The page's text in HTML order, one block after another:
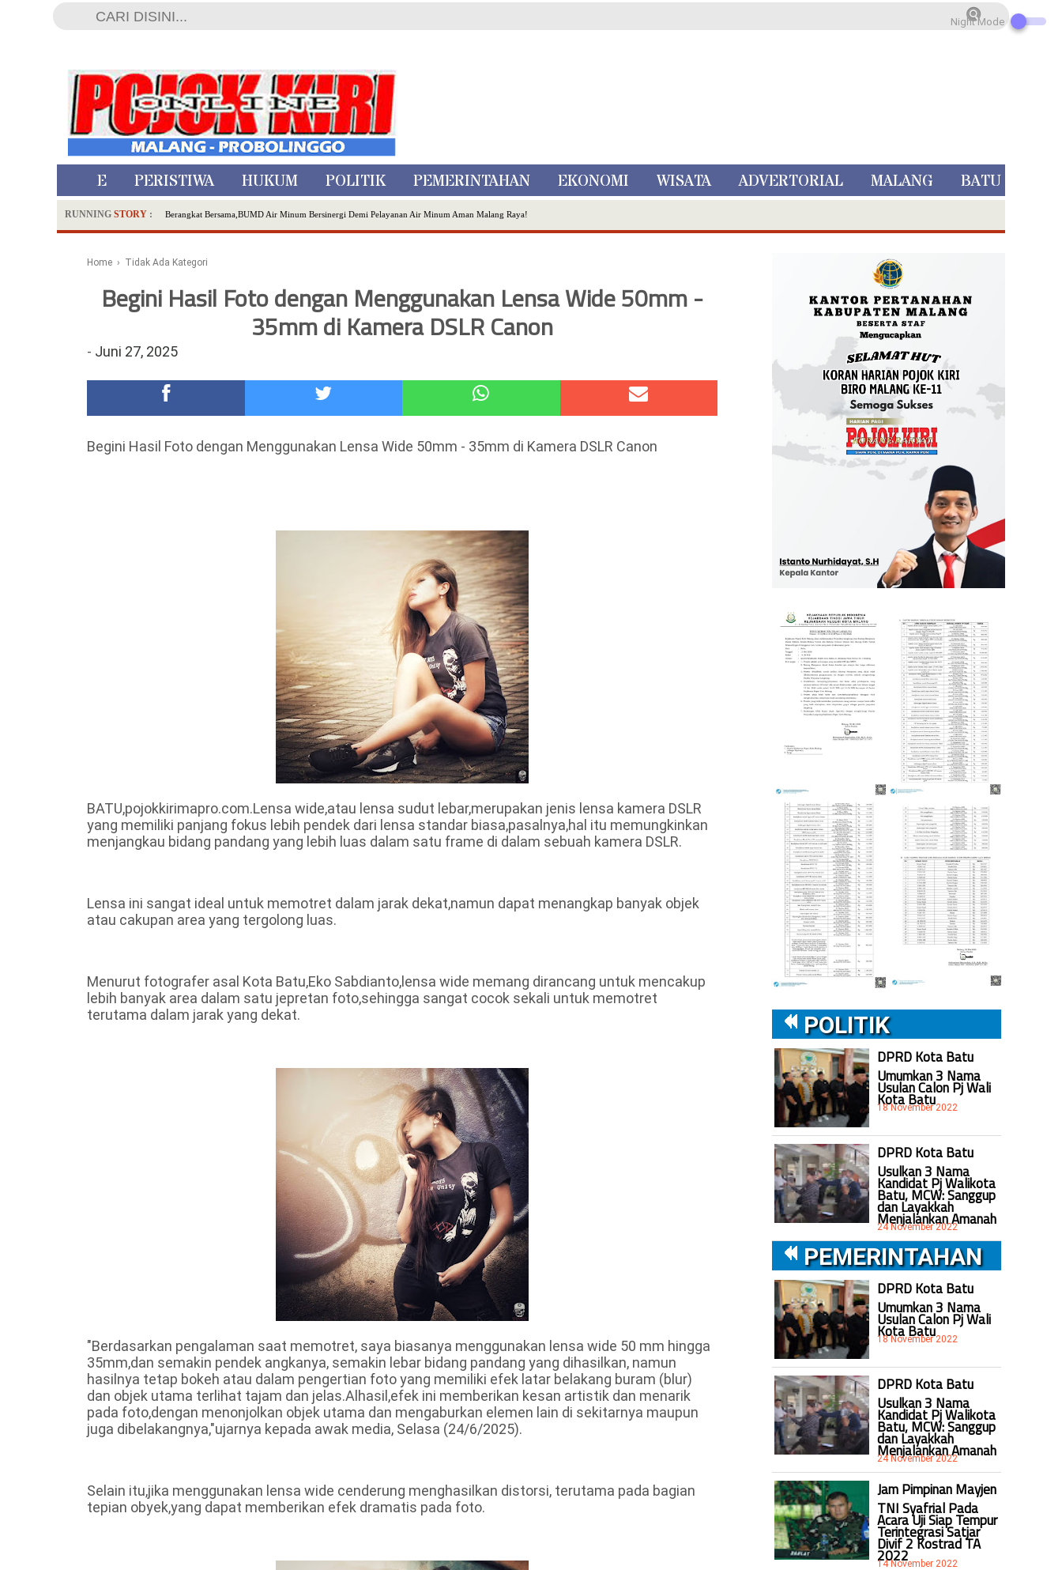
HOME PERISTIWA HUKUM POLITIK PEMERINTAHAN EKONOMI WISATA ADVERTORIAL MALANG BATU
RUNNING STORY : Berangkat Bersama,BUMD Air Minum Bersinergi Demi Pelayanan Air Minum Aman Malang Raya!
Dua Pelaku Pembunuhan Manusia Silver di Probolinggo Ditangkap di Kediri,Satu Buron
Hadirkan Tujuh Sapta Pesona Wisata di Amfiteater, Mikutopia Buka Rekrutmen Karyawan,Berikut Kualifikasinya
Polsek Wonoasih Perkuat Ketahanan Pangan Lewat Dialog Bersama Petani
RILIS RAPAT PLENO TERBUKA PEMUTAKHIRAN DATA PEMILIH BERKELANJUTAN (PDPB) TRIWULAN II
Tugu Tirta Usung 'Smart Water City' di Indonesia City Expo APEKSI XVIII Medan
DKD PERADI Malang Jatuhkan Putusan Pelanggaran Kode Etik Advokat, Abd. Aziz Divonis Bersalah
Home › Tidak Ada Kategori
Begini Hasil Foto dengan Menggunakan Lensa Wide 50mm -
35mm di Kamera DSLR Canon
- Juni 27, 2025
Begini Hasil Foto dengan Menggunakan Lensa Wide 50mm - 35mm di Kamera DSLR Canon
BATU,pojokkirimapro.com.Lensa wide,atau lensa sudut lebar,merupakan jenis lensa kamera DSLR
yang memiliki panjang fokus lebih pendek dari lensa standar biasa,pasalnya,hal itu memungkinkan
menjangkau bidang pandang yang lebih luas dalam satu frame di dalam sebuah kamera DSLR.
Lensa ini sangat ideal untuk memotret dalam jarak dekat,namun dapat menangkap banyak objek
atau cakupan area yang tergolong luas.
Menurut fotografer asal Kota Batu,Eko Sabdianto,lensa wide memang dirancang untuk mencakup
lebih banyak area dalam satu jepretan foto,sehingga sangat cocok sekali untuk memotret
terutama dalam jarak yang dekat.
"Berdasarkan pengalaman saat memotret, saya biasanya menggunakan lensa wide 50 mm hingga
35mm,dan semakin pendek angkanya, semakin lebar bidang pandang yang dihasilkan, namun
hasilnya tetap bokeh atau dalam pengertian foto yang memiliki efek latar belakang buram (blur)
dan objek utama terlihat tajam dan jelas.Alhasil,efek ini memberikan kesan artistik dan menarik
pada foto,dengan menonjolkan objek utama dan mengaburkan elemen lain di sekitarnya maupun
juga dibelakangnya,"ujarnya kepada awak media, Selasa (24/6/2025).
Selain itu,jika menggunakan lensa wide cenderung menghasilkan distorsi, terutama pada bagian
tepian obyek,yang dapat memberikan efek dramatis pada foto.
POLITIK
DPRD Kota Batu
Umumkan 3 Nama
Usulan Calon Pj Wali
Kota Batu
18 November 2022
DPRD Kota Batu
Usulkan 3 Nama
Kandidat Pj Walikota
Batu, MCW: Sanggup
dan Layakkah
Menjalankan Amanah
24 November 2022
PEMERINTAHAN
DPRD Kota Batu
Umumkan 3 Nama
Usulan Calon Pj Wali
Kota Batu
18 November 2022
DPRD Kota Batu
Usulkan 3 Nama
Kandidat Pj Walikota
Batu, MCW: Sanggup
dan Layakkah
Menjalankan Amanah
24 November 2022
Jam Pimpinan Mayjen
TNI Syafrial Pada
Acara Uji Siap Tempur
Terintegrasi Satjar
Divif 2 Kostrad TA
2022
14 November 2022
Night Mode